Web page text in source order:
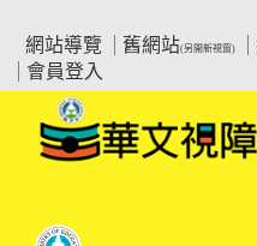
要
網站導覽
舊網站(另開新視窗)
會員登入